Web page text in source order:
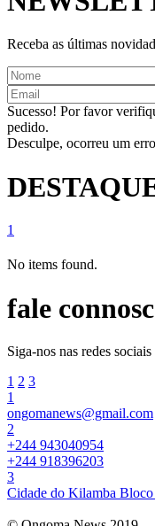
Receba as últimas
Sucesso! Por favor
pedido.
Desculpe, ocorreu um
1
No items found.
fale
Siga-nos nas redes sociais
1 2 3
1
ongomanews@gmail.com
2
+244 943040954
+244 918396203
3
Cidade do Kilamba